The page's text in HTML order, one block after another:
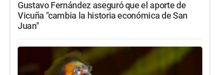
Gustavo Fernández aseguró que el aporte de
Vicuña "cambia la historia económica de San
Juan"